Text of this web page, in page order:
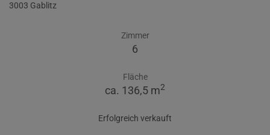
3003 Gablitz
Zimmer
6
Fläche
ca. 136,5 m2
Erfolgreich verkauft